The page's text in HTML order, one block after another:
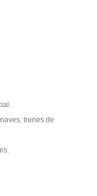
trenes de